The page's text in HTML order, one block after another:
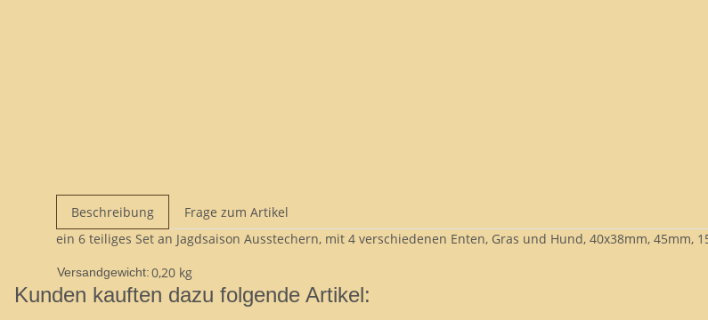
Beschreibung
Frage zum Artikel
ein 6 teiliges Set an Jagdsaison Ausstechern, mit 4 verschiedenen Enten, Gras und Hund, 40x38mm, 45mm,
Versandgewicht:0,20 kg
Kunden kauften dazu folgende Artikel: